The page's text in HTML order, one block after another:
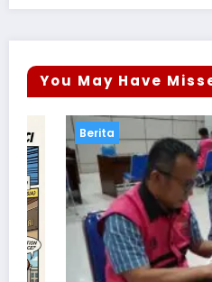
You May Have